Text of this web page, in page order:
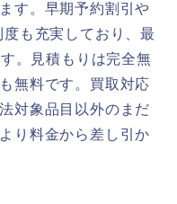
す。早期予約割引や
も充実しており、最
。見積もりは完全無
無料です。買取対応
対象品目以外のまだ
り料金から差し引か